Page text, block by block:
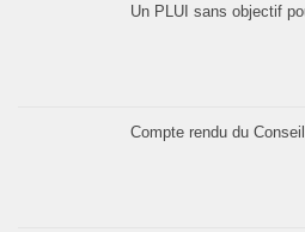
Un PLUI sans objectif
Compte rendu du